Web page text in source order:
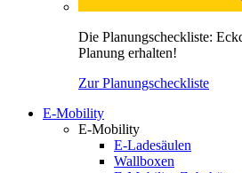
Die Planungscheckliste:
Planung erhalten!
Zur Planungscheckliste
E-Mobility
E-Mobility
E-Ladesäulen
Wallboxen